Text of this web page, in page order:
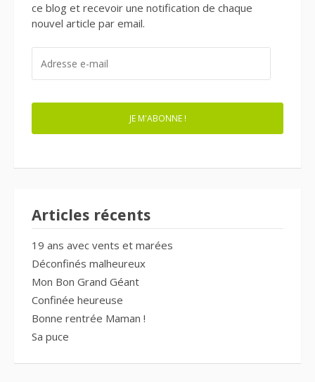
ce blog et recevoir une notification de chaque
nouvel article par email.
MAIL
JE M'ABONNE !
Articles récents
19 ans avec vents et marées
Déconfinés malheureux
Mon Bon Grand Géant
Confinée heureuse
Bonne rentrée Maman !
Sa puce